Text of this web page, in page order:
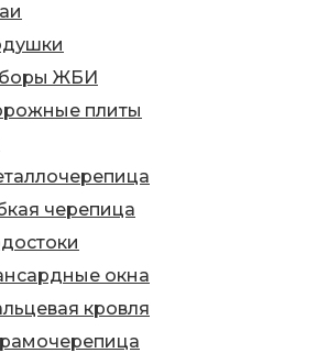
ЖБИ
плиты
черепица
окна
кровля